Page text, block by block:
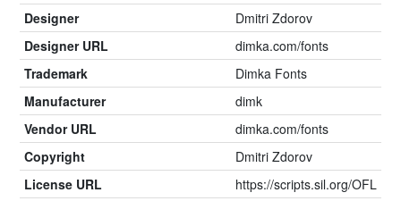
Designer
Dmitri Zdorov
Designer URL
dimka.com/fonts
Trademark
Dimka Fonts
Manufacturer
dimk
Vendor URL
dimka.com/fonts
Copyright
Dmitri Zdorov
License URL
https://scripts.sil.org/OFL